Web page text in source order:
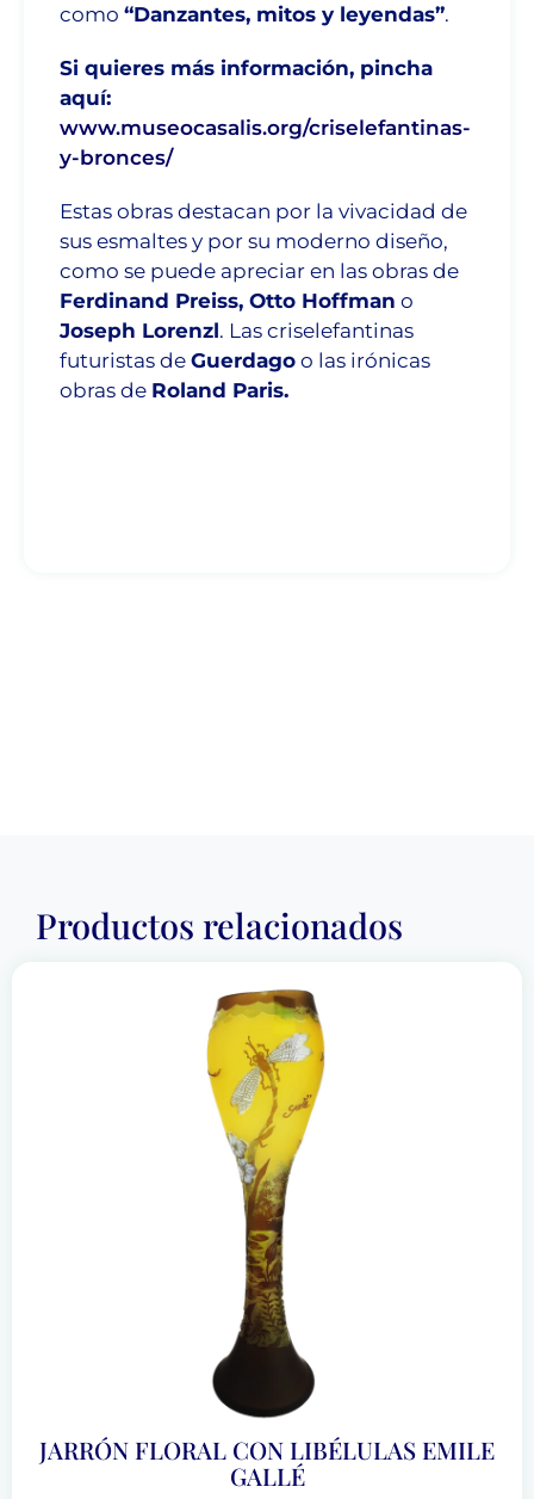
como “Danzantes, mitos y leyendas”.
Si quieres más información, pincha
aquí:
www.museocasalis.org/criselefantinas-
y-bronces/
Estas obras destacan por la vivacidad de
sus esmaltes y por su moderno diseño,
como se puede apreciar en las obras de
Ferdinand Preiss, Otto Hoffman o
Joseph Lorenzl. Las criselefantinas
futuristas de Guerdago o las irónicas
obras de Roland Paris.
Productos relacionados
JARRÓN FLORAL CON LIBÉLULAS EMILE
GALLÉ